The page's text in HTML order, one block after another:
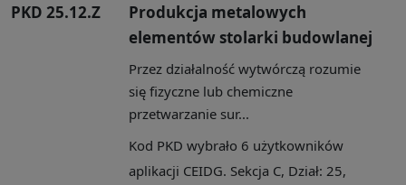
PKD 25.12.Z
Produkcja metalowych
elementów stolarki budowlanej
Przez działalność wytwórczą rozumie
się fizyczne lub chemiczne
przetwarzanie sur...
Kod PKD wybrało 6 użytkowników
aplikacji CEIDG. Sekcja C, Dział: 25,